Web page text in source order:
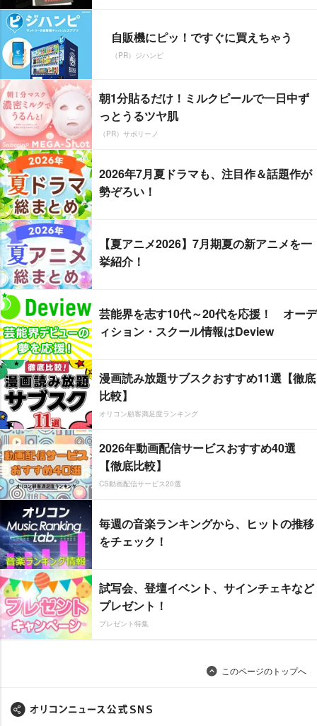
自販機にピッ！ですぐに買えちゃう
（PR）ジハンピ
朝1分貼るだけ！ミルクピールで一日中ず
っとうるツヤ肌
（PR）サボリーノ
2026年7月夏ドラマも、注目作＆話題作が
勢ぞろい！
【夏アニメ2026】7月期夏の新アニメを一
挙紹介！
芸能界を志す10代～20代を応援！ オーデ
ィション・スクール情報はDeview
漫画読み放題サブスクおすすめ11選【徹底
比較】
オリコン顧客満足度ランキング
2026年動画配信サービスおすすめ40選
【徹底比較】
CS動画配信サービス20選
毎週の音楽ランキングから、ヒットの推移
をチェック！
試写会、登壇イベント、サインチェキなど
プレゼント！
プレゼント特集
このページのトップへ